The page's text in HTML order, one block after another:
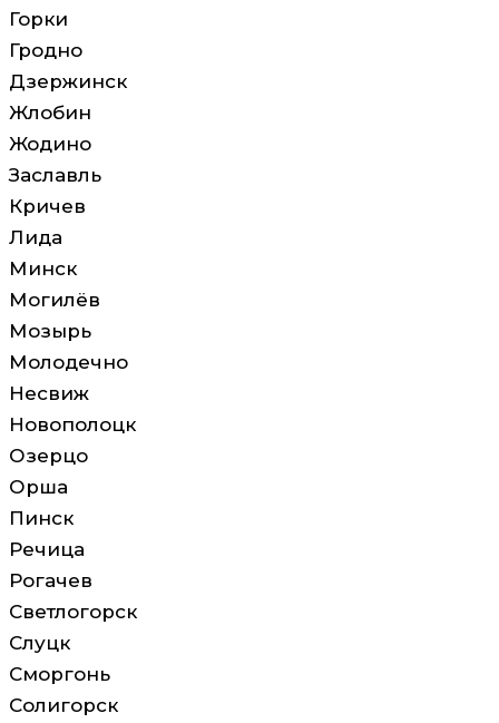
Горки
Гродно
Дзержинск
Жлобин
Жодино
Заславль
Кричев
Лида
Минск
Могилёв
Мозырь
Молодечно
Несвиж
Новополоцк
Озерцо
Орша
Пинск
Речица
Рогачев
Светлогорск
Слуцк
Сморгонь
Солигорск